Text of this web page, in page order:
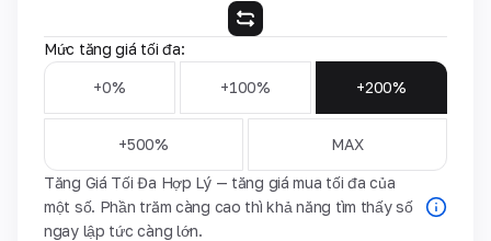
Mức tăng giá tối đa:
+0% +100% +200%
+500% MAX
Tăng Giá Tối Đa Hợp Lý — tăng giá mua tối đa của
một số. Phần trăm càng cao thì khả năng tìm thấy số
ngay lập tức càng lớn.